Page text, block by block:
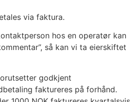
via faktura.
hos en operatør kan
så kan vi ta eierskiftet
godkjent
faktureres på forhånd.